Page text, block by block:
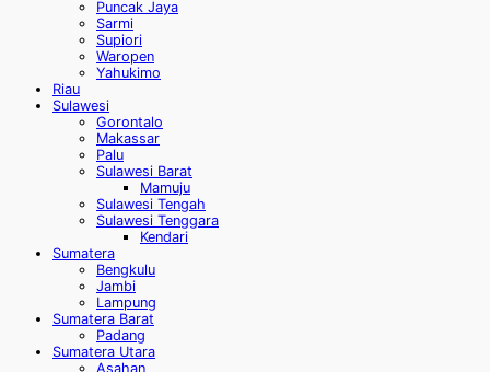
Puncak Jaya
Sarmi
Supiori
Waropen
Yahukimo
Riau
Sulawesi
Gorontalo
Makassar
Palu
Sulawesi Barat
Mamuju
Sulawesi Tengah
Sulawesi Tenggara
Kendari
Sumatera
Bengkulu
Jambi
Lampung
Sumatera Barat
Padang
Sumatera Utara
Asahan